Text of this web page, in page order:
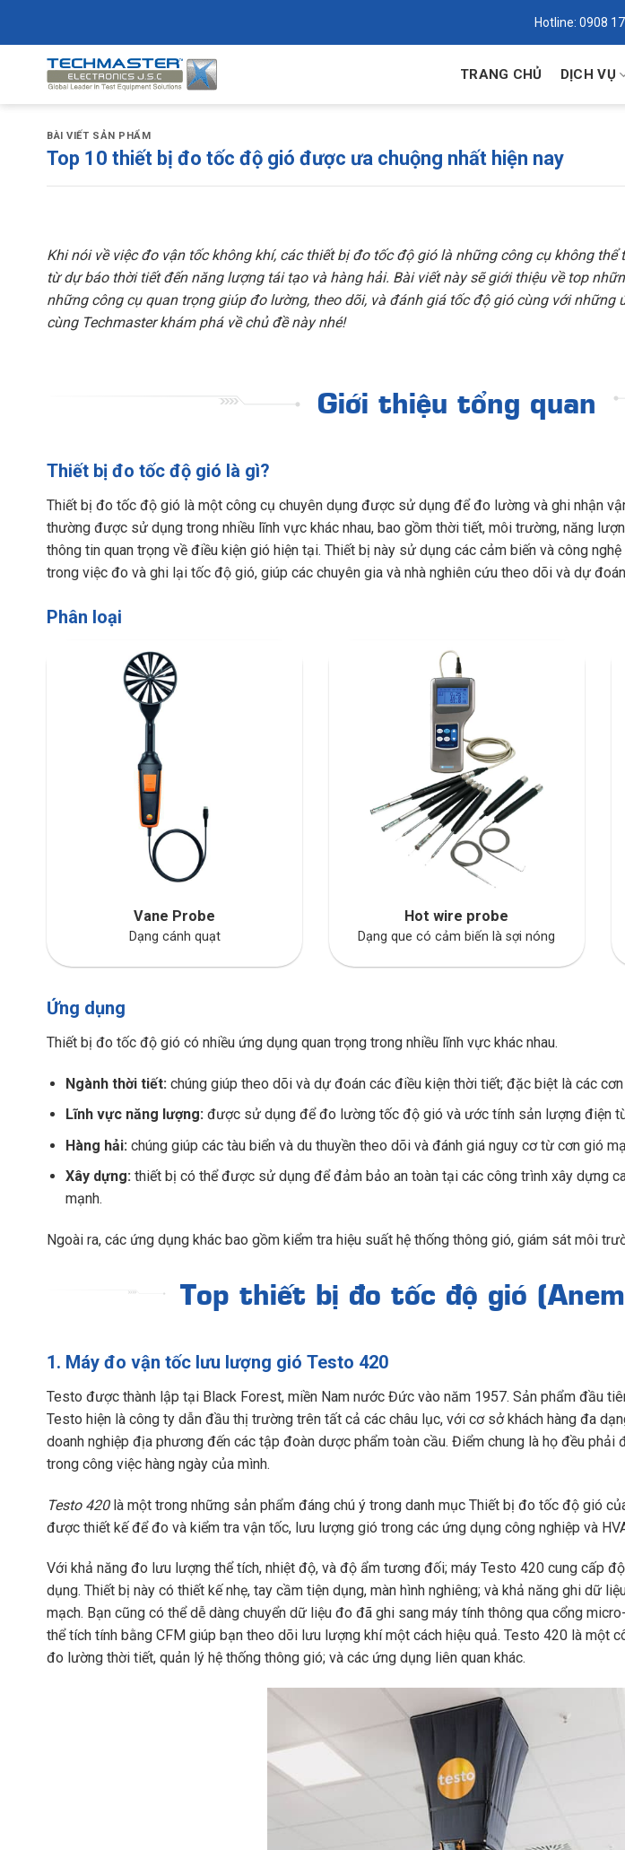
Hotline: 0908
TRANG CHỦ DỊCH VỤ
BÀI VIẾT SẢN PHẨM
Top 10 thiết bị đo tốc độ gió được ưa chuộng nhất hiện nay
Khi nói về việc đo vận tốc không khí, các thiết bị đo tốc độ gió là những công cụ không
từ dự báo thời tiết đến năng lượng tái tạo và hàng hải. Bài viết này sẽ giới thiệu về top
những công cụ quan trọng giúp đo lường, theo dõi, và đánh giá tốc độ gió cùng với những
cùng Techmaster khám phá về chủ đề này nhé!
Giới thiệu tổng quan
Thiết bị đo tốc độ gió là gì?
Thiết bị đo tốc độ gió là một công cụ chuyên dụng được sử dụng để đo lường và ghi nhận
thường được sử dụng trong nhiều lĩnh vực khác nhau, bao gồm thời tiết, môi trường, năng
thông tin quan trọng về điều kiện gió hiện tại. Thiết bị này sử dụng các cảm biến và công
trong việc đo và ghi lại tốc độ gió, giúp các chuyên gia và nhà nghiên cứu theo dõi và dự
Phân loại
Vane Probe
Dạng cánh quạt
Hot wire probe
Dạng que có cảm biến là sợi nóng
Ứng dụng
Thiết bị đo tốc độ gió có nhiều ứng dụng quan trọng trong nhiều lĩnh vực khác nhau.
Ngành thời tiết: chúng giúp theo dõi và dự đoán các điều kiện thời tiết; đặc biệt là các
Lĩnh vực năng lượng:được sử dụng để đo lường tốc độ gió và ước tính sản lượng điện
Hàng hải:chúng giúp các tàu biển và du thuyền theo dõi và đánh giá nguy cơ từ cơn gió
Xây dựng:thiết bị có thể được sử dụng để đảm bảo an toàn tại các công trình xây dựng
mạnh.
Ngoài ra, các ứng dụng khác bao gồm kiểm tra hiệu suất hệ thống thông gió, giám sát môi
Top thiết bị đo tốc độ gió
1. Máy đo vận tốc lưu lượng gió Testo 420
Testo được thành lập tại Black Forest, miền Nam nước Đức vào năm 1957. Sản phẩm đầu
Testo hiện là công ty dẫn đầu thị trường trên tất cả các châu lục, với cơ sở khách hàng đa
doanh nghiệp địa phương đến các tập đoàn dược phẩm toàn cầu. Điểm chung là họ đều phải
trong công việc hàng ngày của mình.
Testo 420là một trong những sản phẩm đáng chú ý trong danh mục Thiết bị đo tốc độ gió
được thiết kế để đo và kiểm tra vận tốc, lưu lượng gió trong các ứng dụng công nghiệp và
Với khả năng đo lưu lượng thể tích, nhiệt độ, và độ ẩm tương đối; máy Testo 420 cung cấp
dụng. Thiết bị này có thiết kế nhẹ, tay cầm tiện dụng, màn hình nghiêng; và khả năng ghi dữ
mạch. Bạn cũng có thể dễ dàng chuyển dữ liệu đo đã ghi sang máy tính thông qua cổng
thể tích tính bằng CFM giúp bạn theo dõi lưu lượng khí một cách hiệu quả. Testo 420 là một
đo lường thời tiết, quản lý hệ thống thông gió; và các ứng dụng liên quan khác.